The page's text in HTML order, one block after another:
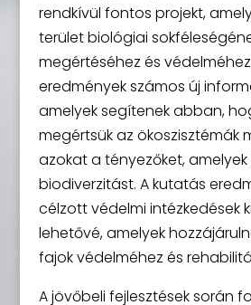
rendkívül fontos projekt,
terület biológiai
megértéséhez és
eredmények számos új
amelyek segítenek abban,
megértsük az ökoszisztémák
azokat a tényezőket,
biodiverzitást. A kutatás
célzott védelmi intézkedések
lehetővé, amelyek
fajok védelméhez és
A jövőbeli fejlesztések során